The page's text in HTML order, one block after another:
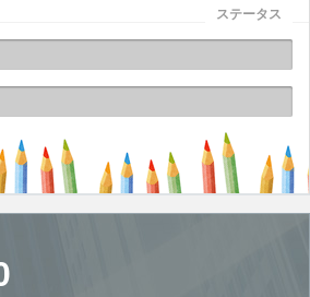
ステータス